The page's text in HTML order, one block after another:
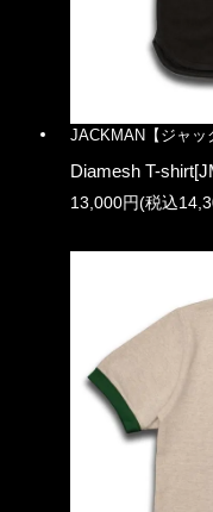
JACKMAN【ジャッ
Diamesh T-
13,000円(税込